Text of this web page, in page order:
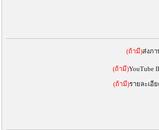
(ถ้ามี)ส่งภา
(ถ้ามี)YouTube
(ถ้ามี)รายละเอี